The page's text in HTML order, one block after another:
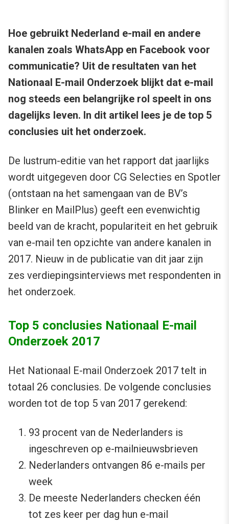
Hoe gebruikt Nederland e-mail en andere
kanalen zoals WhatsApp en Facebook voor
communicatie? Uit de resultaten van het
Nationaal E-mail Onderzoek blijkt dat e-mail
nog steeds een belangrijke rol speelt in ons
dagelijks leven. In dit artikel lees je de top 5
conclusies uit het onderzoek.
De lustrum-editie van het rapport dat jaarlijks
wordt uitgegeven door CG Selecties en Spotler
(ontstaan na het samengaan van de BV’s
Blinker en MailPlus) geeft een evenwichtig
beeld van de kracht, populariteit en het gebruik
van e-mail ten opzichte van andere kanalen in
2017. Nieuw in de publicatie van dit jaar zijn
zes verdiepingsinterviews met respondenten in
het onderzoek.
Top 5 conclusies Nationaal E-mail
Onderzoek 2017
Het Nationaal E-mail Onderzoek 2017 telt in
totaal 26 conclusies. De volgende conclusies
worden tot de top 5 van 2017 gerekend:
93 procent van de Nederlanders is
ingeschreven op e-mailnieuwsbrieven
Nederlanders ontvangen 86 e-mails per
week
De meeste Nederlanders checken één
tot zes keer per dag hun e-mail